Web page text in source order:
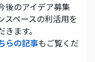
後のアイデア募集
スペースの利活用を
ます。
らの記事もご覧くだ